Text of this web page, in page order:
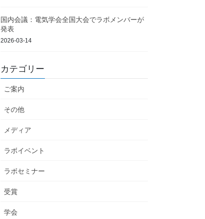
国内会議：電気学会全国大会でラボメンバーが
発表
2026-03-14
カテゴリー
ご案内
その他
メディア
ラボイベント
ラボセミナー
受賞
学会